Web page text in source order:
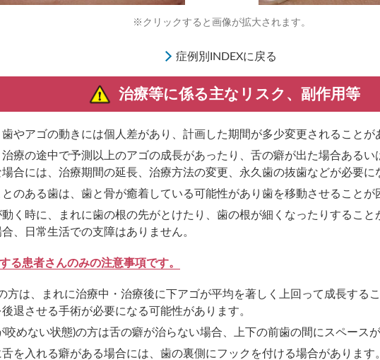
※クリックすると画像が拡大されます。
症例別INDEXに戻る
治療等に係る主なリスク、副作用等
やアゴの動きには個人差があり、計画した期間が多少変更されることが
療の途中で予測以上のアゴの成長があったり、舌の癖が出た場合ある
合には、治療期間の延長、治療方法の変更、永久歯の抜歯などが必要に
とのある歯は、歯と骨が癒着している可能性があり歯を移動させること
く時に、まれに歯の根の先がとけたり、歯の根が細くなったりすること
、日常生活での支障はありません。
る患者さんのみの注意事項です。
方は、まれに治療中・治療後に下アゴが平均を著しく上回って成長する
退させる手術が必要になる可能性があります。
咬めない状態)の方は舌の癖が治らない場合、上下の前歯の間にスペース
舌を入れる癖がある場合には、歯の裏側にフックを付ける場合がありま